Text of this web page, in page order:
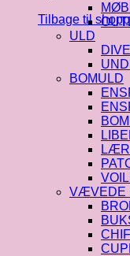
Tilbage til
ULD
BOMULD
VÆVEDE